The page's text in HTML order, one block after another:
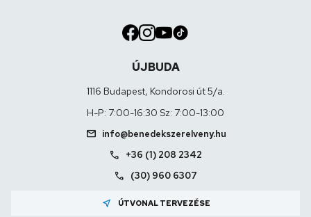
ÚJBUDA
1116 Budapest, Kondorosi út 5/a.
H-P: 7:00-16:30 Sz: 7:00-13:00
mail info@benedekszerelveny.hu
call +36 (1) 208 2342
call (30) 960 6307
near_me ÚTVONAL TERVEZÉSE